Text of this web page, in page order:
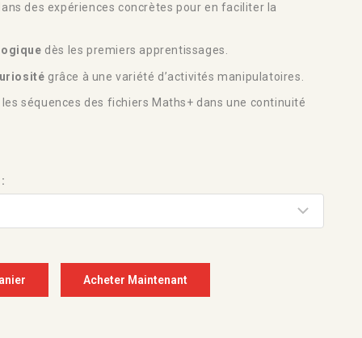
des expériences concrètes pour en faciliter la
dès les premiers apprentissages.
grâce à une variété d’activités manipulatoires.
les séquences des fichiers Maths+ dans une continuité
Acheter Maintenant